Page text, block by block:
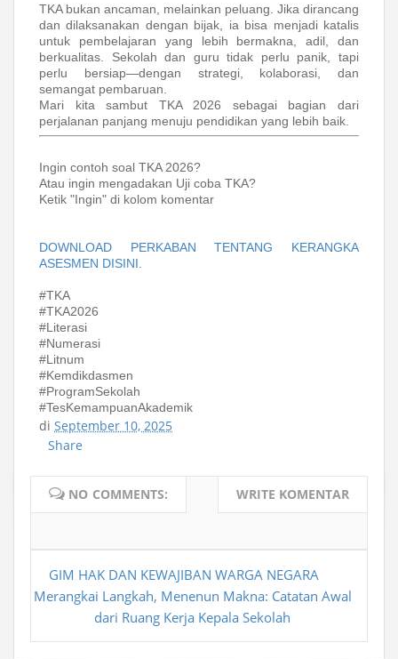
TKA bukan ancaman, melainkan peluang. Jika dirancang
dan dilaksanakan dengan bijak, ia bisa menjadi katalis
untuk pembelajaran yang lebih bermakna, adil, dan
berkualitas. Sekolah dan guru tidak perlu panik, tapi
perlu bersiap—dengan strategi, kolaborasi, dan
semangat pembaruan.
Mari kita sambut TKA 2026 sebagai bagian dari
perjalanan panjang menuju pendidikan yang lebih baik.
Ingin contoh soal TKA 2026?
Atau ingin mengadakan Uji coba TKA?
Ketik "Ingin" di kolom komentar
DOWNLOAD PERKABAN TENTANG KERANGKA
ASESMEN DISINI
#TKA
#TKA2026
#Literasi
#Numerasi
#Litnum
#Kemdikdasmen
#ProgramSekolah
#TesKemampuanAkademik
di September 10, 2025
Share
NO COMMENTS: WRITE KOMENTAR
GIM HAK DAN KEWAJIBAN WARGA NEGARA
Merangkai Langkah, Menenun Makna: Catatan Awal
dari Ruang Kerja Kepala Sekolah